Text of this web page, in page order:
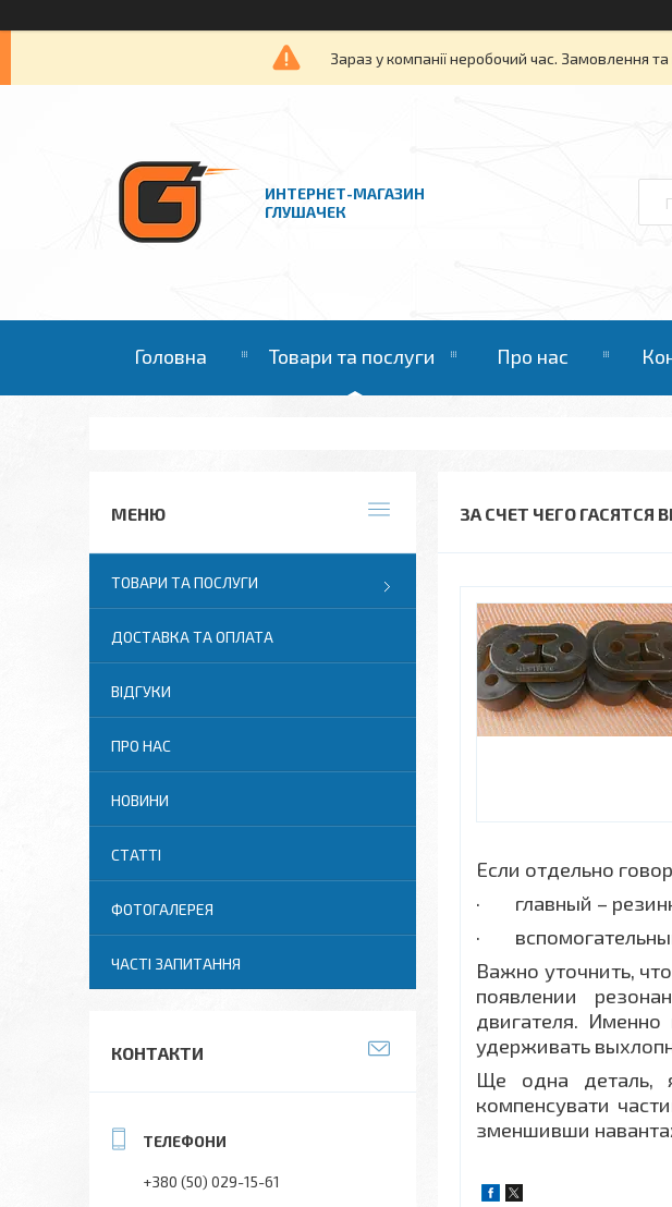
Зараз у компанії неробочий час. Замовлення
ИНТЕРНЕТ-МАГАЗИН
ГЛУШАЧЕК
Головна Товари та послуги Про нас
ЗА СЧЕТ ЧЕГО ГАСЯТСЯ
Если отдельно
·
главный –
·
Важно уточнить,
появлении
двигателя.
удерживать
Ще одна деталь,
компенсувати
зменшивши
ТОВАРИ ТА ПОСЛУГИ
ДОСТАВКА ТА ОПЛАТА
ВІДГУКИ
ПРО НАС
НОВИНИ
СТАТТІ
ФОТОГАЛЕРЕЯ
ЧАСТІ ЗАПИТАННЯ
КОНТАКТИ
+380 (50) 029-15-61